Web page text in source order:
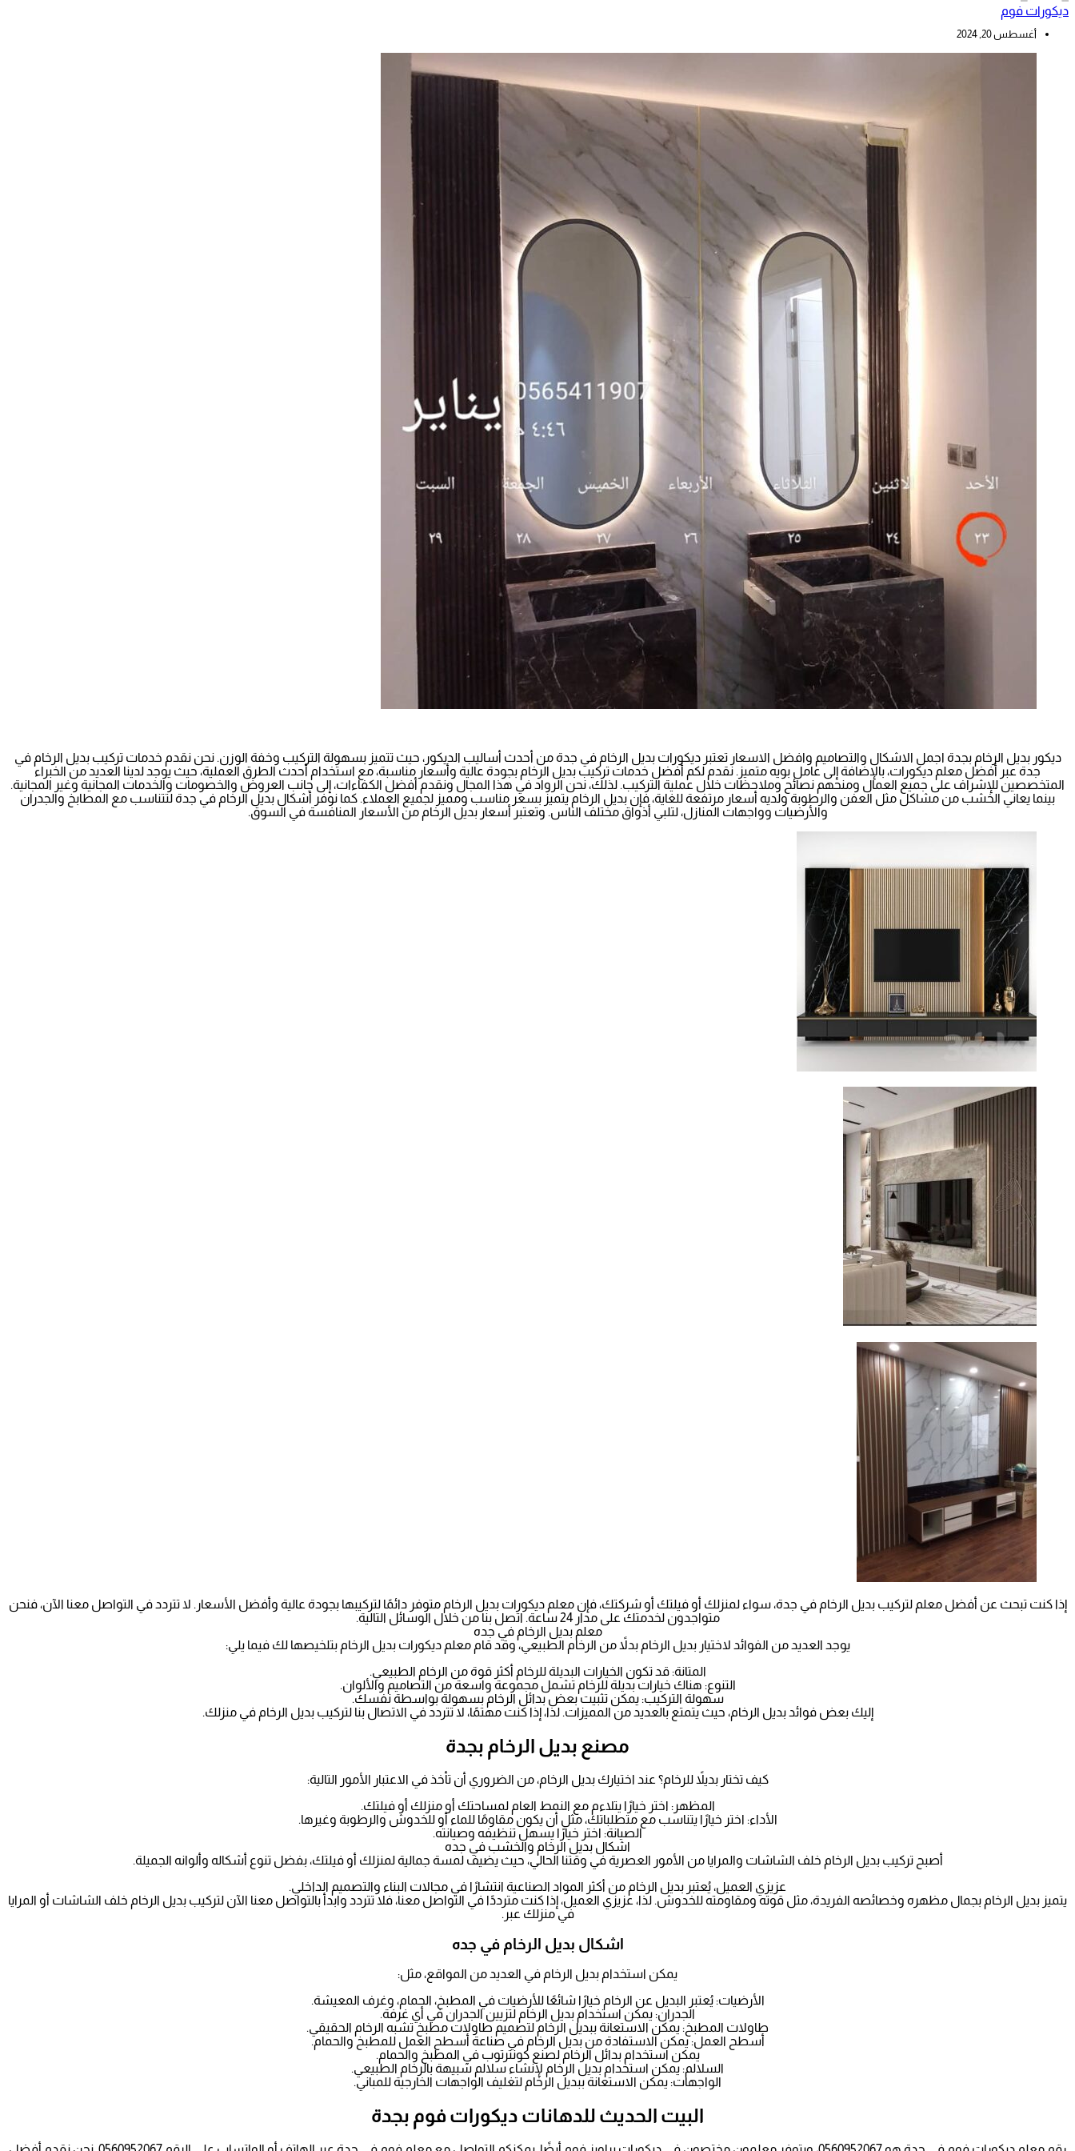
ديكورات فوم
أغسطس 20, 2024
ديكور بديل الرخام بجدة اجمل الاشكال والتصاميم وافضل الاسعار تعتبر ديكورات بديل الرخام في جدة من أحدث أساليب الديكور، حيث تتميز بسهولة التركيب وخفة الوزن. نحن نقدم خدمات تركيب بديل الرخام في
جدة عبر أفضل معلم ديكورات، بالإضافة إلى عامل بويه متميز. نقدم لكم أفضل خدمات تركيب بديل الرخام بجودة عالية وأسعار مناسبة، مع استخدام أحدث الطرق العملية، حيث يوجد لدينا العديد من الخبراء
المتخصصين للإشراف على جميع العمال ومنحهم نصائح وملاحظات خلال عملية التركيب. لذلك، نحن الرواد في هذا المجال ونقدم أفضل الكفاءات، إلى جانب العروض والخصومات والخدمات المجانية وغير المجانية.
بينما يعاني الخشب من مشاكل مثل العفن والرطوبة ولديه أسعار مرتفعة للغاية، فإن بديل الرخام يتميز بسعر مناسب ومميز لجميع العملاء. كما نوفر أشكال بديل الرخام في جدة لتتناسب مع المطابخ والجدران
والأرضيات وواجهات المنازل، لتلبي أذواق مختلف الناس. وتعتبر أسعار بديل الرخام من الأسعار المنافسة في السوق.
إذا كنت تبحث عن أفضل معلم لتركيب بديل الرخام في جدة، سواء لمنزلك أو فيلتك أو شركتك، فإن معلم ديكورات بديل الرخام متوفر دائمًا لتركيبها بجودة عالية وأفضل الأسعار. لا تتردد في التواصل معنا الآن، فنحن
متواجدون لخدمتك على مدار 24 ساعة. اتصل بنا من خلال الوسائل التالية.
معلم بديل الرخام في جده
يوجد العديد من الفوائد لاختيار بديل الرخام بدلاً من الرخام الطبيعي، وقد قام معلم ديكورات بديل الرخام بتلخيصها لك فيما يلي:
المتانة: قد تكون الخيارات البديلة للرخام أكثر قوة من الرخام الطبيعي.
التنوع: هناك خيارات بديلة للرخام تشمل مجموعة واسعة من التصاميم والألوان.
سهولة التركيب: يمكن تثبيت بعض بدائل الرخام بسهولة بواسطة نفسك.
إليك بعض فوائد بديل الرخام، حيث يتمتع بالعديد من المميزات. لذا، إذا كنت مهتمًا، لا تتردد في الاتصال بنا لتركيب بديل الرخام في منزلك.
مصنع بديل الرخام بجدة
كيف تختار بديلاً للرخام؟ عند اختيارك بديل الرخام، من الضروري أن تأخذ في الاعتبار الأمور التالية:
المظهر: اختر خيارًا يتلاءم مع النمط العام لمساحتك أو منزلك أو فيلتك.
الأداء: اختر خيارًا يتناسب مع متطلباتك، مثل أن يكون مقاومًا للماء أو للخدوش والرطوبة وغيرها.
الصيانة: اختر خيارًا يسهل تنظيفه وصيانته.
اشكال بديل الرخام والخشب في جده
أصبح تركيب بديل الرخام خلف الشاشات والمرايا من الأمور العصرية في وقتنا الحالي، حيث يضيف لمسة جمالية لمنزلك أو فيلتك، بفضل تنوع أشكاله وألوانه الجميلة.
عزيزي العميل، يُعتبر بديل الرخام من أكثر المواد الصناعية انتشارًا في مجالات البناء والتصميم الداخلي.
يتميز بديل الرخام بجمال مظهره وخصائصه الفريدة، مثل قوته ومقاومته للخدوش. لذا، عزيزي العميل، إذا كنت مترددًا في التواصل معنا، فلا تتردد وابدأ بالتواصل معنا الآن لتركيب بديل الرخام خلف الشاشات أو المرايا
في منزلك عبر.
اشكال بديل الرخام في جده
يمكن استخدام بديل الرخام في العديد من المواقع، مثل:
الأرضيات: يُعتبر البديل عن الرخام خيارًا شائعًا للأرضيات في المطبخ، الحمام، وغرف المعيشة.
الجدران: يمكن استخدام بديل الرخام لتزيين الجدران في أي غرفة.
طاولات المطبخ: يمكن الاستعانة ببديل الرخام لتصميم طاولات مطبخ تشبه الرخام الحقيقي.
أسطح العمل: يمكن الاستفادة من بديل الرخام في صناعة أسطح العمل للمطبخ والحمام.
يمكن استخدام بدائل الرخام لصنع كونترتوب في المطبخ والحمام.
السلالم: يمكن استخدام بديل الرخام لإنشاء سلالم شبيهة بالرخام الطبيعي.
الواجهات: يمكن الاستعانة ببديل الرخام لتغليف الواجهات الخارجية للمباني.
البيت الحديث للدهانات ديكورات فوم بجدة